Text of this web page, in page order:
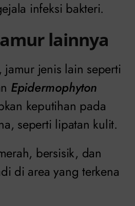
infeksi bakteri.
lainnya
jamur jenis lain seperti
Epidermophyton
keputihan pada
seperti lipatan kulit.
bersisik, dan
di area yang terkena